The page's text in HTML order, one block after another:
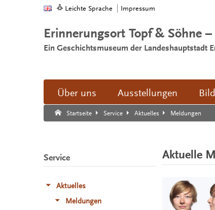
Leichte Sprache Impressum
Erinnerungsort Topf & Söhne
Ein Geschichtsmuseum der Landeshauptstadt
Über uns Ausstellungen
Startseite Service Aktuelles Meldungen
Suche:
Suche Ende.
Aktuelle
Service
Aktuelles
Meldungen